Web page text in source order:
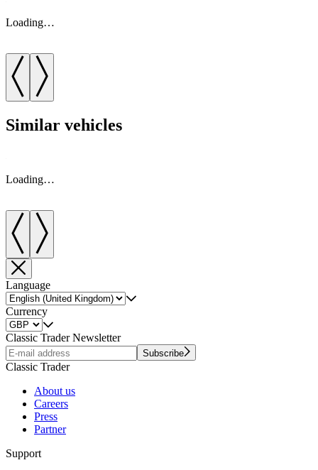
Loading…
Similar vehicles
Loading…
Language
Currency
Classic Trader Newsletter
Subscribe
Classic Trader
About us
Careers
Press
Partner
Support